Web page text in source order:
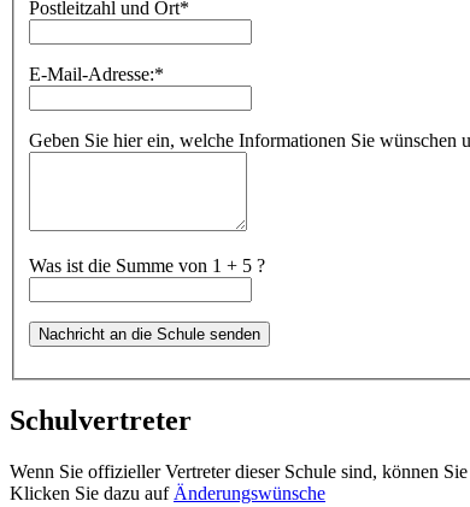
Postleitzahl und Ort*
E-Mail-Adresse:*
Geben Sie hier ein, welche Informationen Sie wünschen
Was ist die Summe von 1 + 5 ?
Schulvertreter
Wenn Sie offizieller Vertreter dieser Schule sind, können
Klicken Sie dazu auf Änderungswünsche